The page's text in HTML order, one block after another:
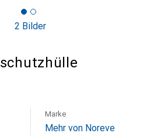
2 Bilder
Marke
Mehr von Noreve